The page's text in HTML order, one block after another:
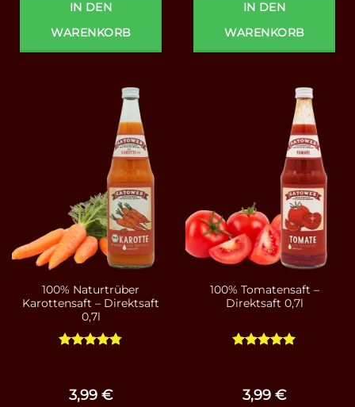
IN DEN
WARENKORB
IN DEN
WARENKORB
100% Naturtrüber
Karottensaft – Direktsaft
0,7l
3,99 €
100% Tomatensaft –
Direktsaft 0,7l
3,99 €